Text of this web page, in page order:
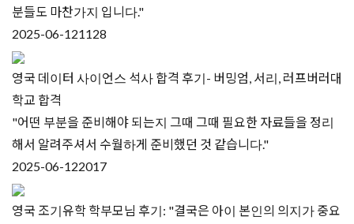
분들도 마찬가지 입니다."
2025-06-121128
영국 데이터 사이언스 석사 합격 후기- 버밍엄, 서리, 러프버러대
학교 합격
"어떤 부분을 준비해야 되는지 그때 그때 필요한 자료들을 정리
해서 알려주셔서 수월하게 준비했던 것 같습니다."
2025-06-122017
영국 조기유학 학부모님 후기: "결국은 아이 본인의 의지가 중요